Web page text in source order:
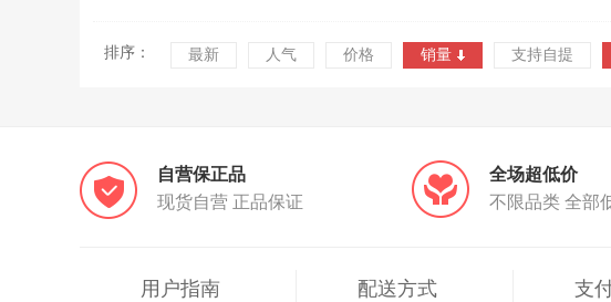
排序： 最新 人气 价格 销量 支持自提
自营保正品
现货自营 正品保证
全场超低价
不限品类 全部
用户指南 配送方式 支